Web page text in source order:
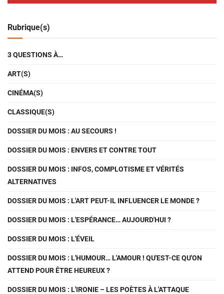
Rubrique(s)
3 QUESTIONS À…
ART(S)
CINÉMA(S)
CLASSIQUE(S)
DOSSIER DU MOIS : AU SECOURS !
DOSSIER DU MOIS : ENVERS ET CONTRE TOUT
DOSSIER DU MOIS : INFOS, COMPLOTISME ET VÉRITÉS
ALTERNATIVES
DOSSIER DU MOIS : L'ART PEUT-IL INFLUENCER LE MONDE ?
DOSSIER DU MOIS : L'ESPÉRANCE… AUJOURD'HUI ?
DOSSIER DU MOIS : L'ÉVEIL
DOSSIER DU MOIS : L'HUMOUR… L'AMOUR ! QU'EST-CE QU'ON
ATTEND POUR ÊTRE HEUREUX ?
DOSSIER DU MOIS : L'IRONIE – LES POÈTES À L'ATTAQUE